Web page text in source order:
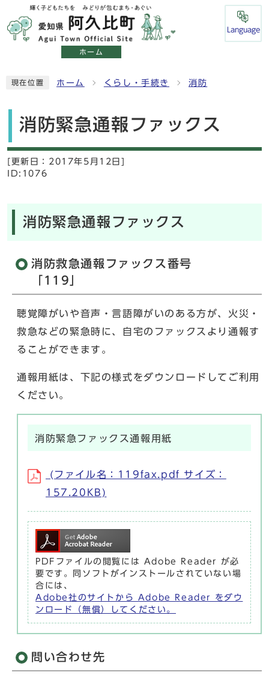
ホーム
Language
現在位置 ホーム くらし・手続き 消防
消防緊急通報ファックス
[更新日： 2017年5月12日]
ID:1076
消防緊急通報ファックス
消防救急通報ファックス番号
「119」
聴覚障がいや音声・言語障がいのある方が、火災・
救急などの緊急時に、自宅のファックスより通報す
ることができます。
通報用紙は、下記の様式をダウンロードしてご利用
ください。
消防緊急ファックス通報用紙
(ファイル名：119fax.pdf サイズ：
157.20KB)
PDFファイルの閲覧には Adobe Reader が必
要です。同ソフトがインストールされていない場
合には、
Adobe社のサイトから Adobe Reader をダウ
ンロード（無償）してください。
問い合わせ先